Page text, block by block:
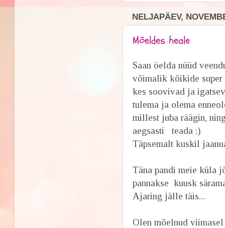
NELJAPÄEV,
Mõeldes heale
Saan öelda nüüd
võimalik kõikide super
kes soovivad ja
tulema ja olema
millest juba räägin,
aegsasti teada ;)
Täpsemalt kuskil
Täna pandi meie küla
pannakse kuusk
Ajaring jälle täis...
Olen mõelnud